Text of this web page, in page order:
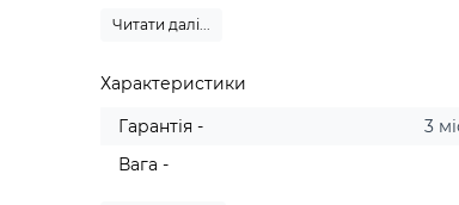
Читати далі...
Характеристики
Гарантія -
3
Вага -